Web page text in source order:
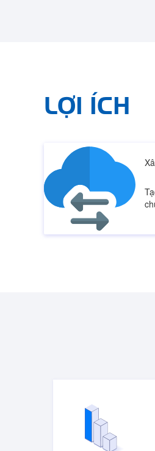
LỢI ÍCH